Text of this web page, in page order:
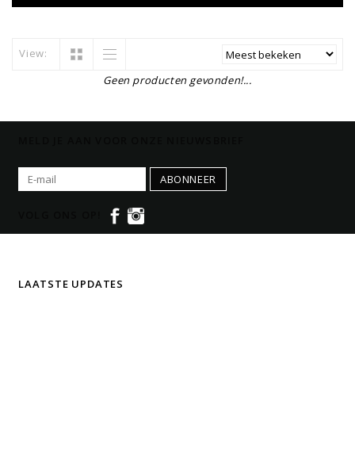
View:
Geen producten gevonden!...
ABONNEER
LAATSTE UPDATES